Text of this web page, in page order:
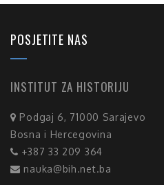
POSJETITE NAS
INSTITUT ZA HISTORIJU
Podgaj 6, 71000 Sarajevo
Bosna i Hercegovina
+387 33 209 364
nauka@bih.net.ba